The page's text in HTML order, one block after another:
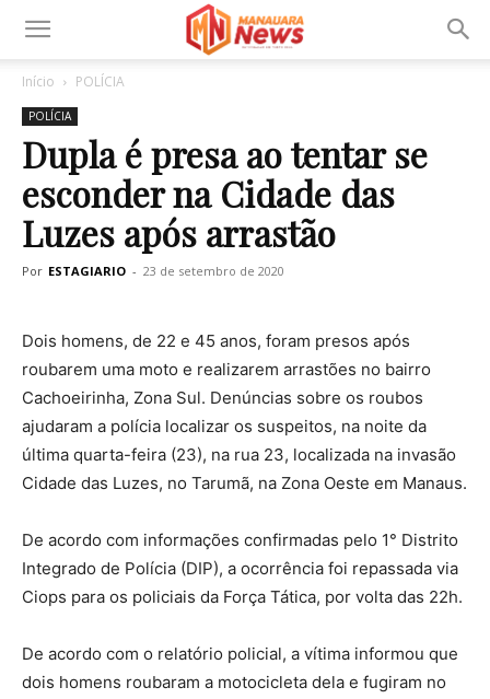
Início POLÍCIA
POLÍCIA
Dupla é presa ao tentar se
esconder na Cidade das
Luzes após arrastão
Por ESTAGIARIO - 23 de setembro de 2020
Dois homens, de 22 e 45 anos, foram presos após
roubarem uma moto e realizarem arrastões no bairro
Cachoeirinha, Zona Sul. Denúncias sobre os roubos
ajudaram a polícia localizar os suspeitos, na noite da
última quarta-feira (23), na rua 23, localizada na invasão
Cidade das Luzes, no Tarumã, na Zona Oeste em Manaus.
De acordo com informações confirmadas pelo 1° Distrito
Integrado de Polícia (DIP), a ocorrência foi repassada via
Ciops para os policiais da Força Tática, por volta das 22h.
De acordo com o relatório policial, a vítima informou que
dois homens roubaram a motocicleta dela e fugiram no